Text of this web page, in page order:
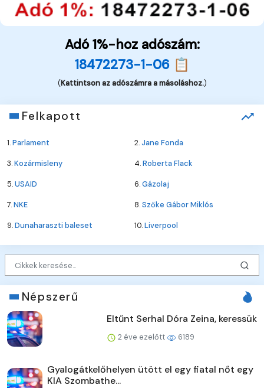
Adó 1%-hoz adószám:
18472273-1-06 📋
(Kattintson az adószámra a másoláshoz.)
Felkapott
1.Parlament 2.Jane Fonda
3.Kozármisleny 4.Roberta Flack
5.USAID 6.Gázolaj
7.NKE 8.Szőke Gábor Miklós
9.Dunaharaszti baleset 10.Liverpool
Népszerű
Eltűnt Serhal Dóra Zeina, keressük
2 éve ezelőtt 6189
Gyalogátkelőhelyen ütött el egy fiatal nőt egy
KIA Szombathe...